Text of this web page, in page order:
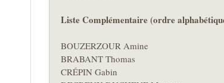
Liste Complémentaire (ordre
BOUZERZOUR Amine
BRABANT Thomas
CRÉPIN Gabin